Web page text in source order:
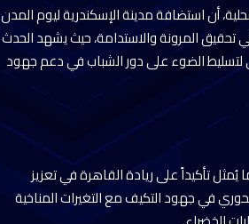
أن استضافة مدينة الإسكندرية ليوم المدن
تحقيق المرونة والاستدامة، حيث يشهد الحدث
المدني لتسليط الضوء على دور الشباب في دعم جهود
تأكيداً على ريادة القاهرة في تعزيز
في جهود التكيف مع التغيرات المناخية